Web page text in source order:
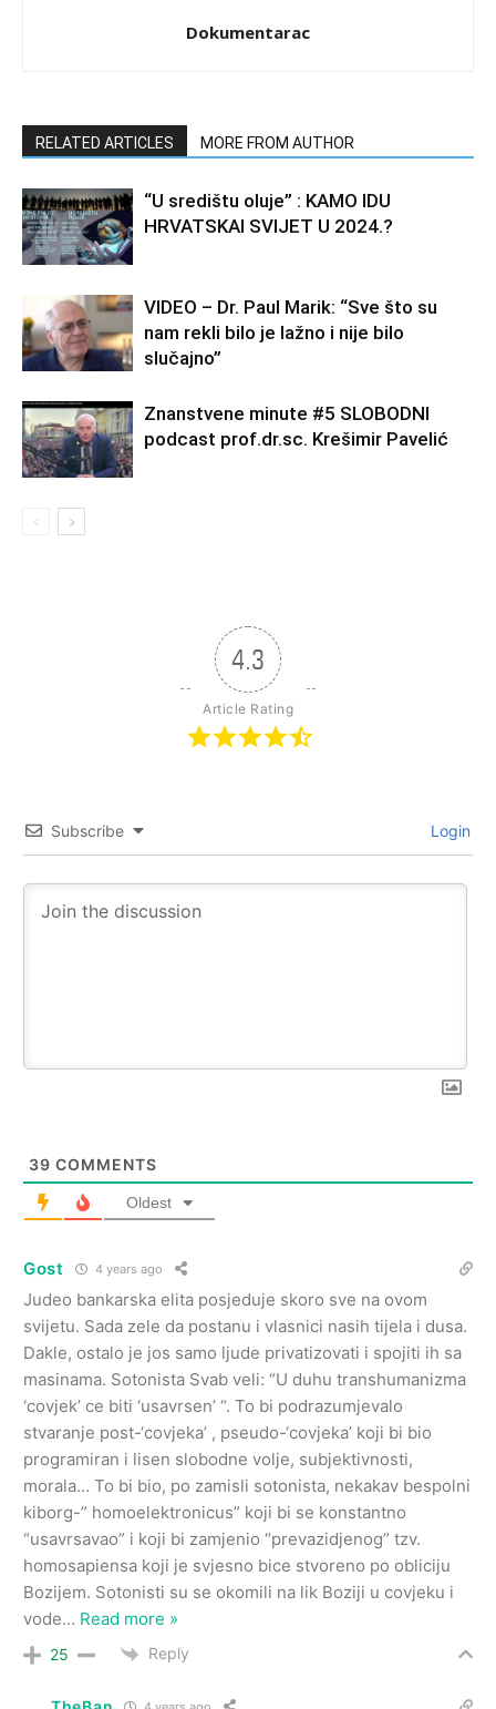
Dokumentarac
RELATED ARTICLES MORE FROM AUTHOR
“U središtu oluje” : KAMO IDU
HRVATSKAI SVIJET U 2024.?
VIDEO – Dr. Paul Marik: “Sve što su
nam rekli bilo je lažno i nije bilo
slučajno”
Znanstvene minute #5 SLOBODNI
podcast prof.dr.sc. Krešimir Pavelić
4.3
Article Rating
Subscribe Login
39 COMMENTS
Oldest
Gost 4 years ago
Judeo bankarska elita posjeduje skoro sve na ovom
svijetu. Sada zele da postanu i vlasnici nasih tijela i dusa.
Dakle, ostalo je jos samo ljude privatizovati i spojiti ih sa
masinama. Sotonista Svab veli: “U duhu transhumanizma
‘covjek’ ce biti ‘usavrsen’ “. To bi podrazumjevalo
stvaranje post-‘covjeka’ , pseudo-‘covjeka’ koji bi bio
programiran i lisen slobodne volje, subjektivnosti,
morala… To bi bio, po zamisli sotonista, nekakav bespolni
kiborg-” homoelektronicus” koji bi se konstantno
“usavrsavao” i koji bi zamjenio “prevazidjenog” tzv.
homosapiensa koji je svjesno bice stvoreno po obliciju
Bozijem. Sotonisti su se okomili na lik Boziji u covjeku i
vode… Read more »
25 Reply